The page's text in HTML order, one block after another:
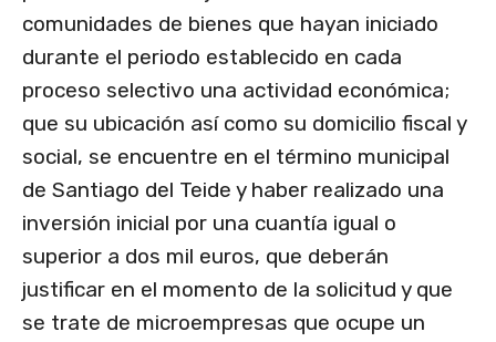
comunidades de bienes que hayan iniciado
durante el periodo establecido en cada
proceso selectivo una actividad económica;
que su ubicación así como su domicilio fiscal y
social, se encuentre en el término municipal
de Santiago del Teide y haber realizado una
inversión inicial por una cuantía igual o
superior a dos mil euros, que deberán
justificar en el momento de la solicitud y que
se trate de microempresas que ocupe un